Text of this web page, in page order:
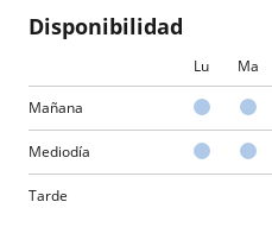
Disponibilidad
Lu Ma
Mañana
Mediodía
Tarde